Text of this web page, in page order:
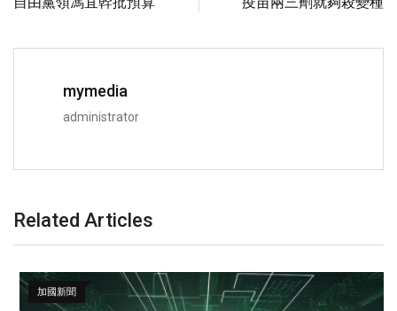
mymedia
administrator
Related Articles
加國新聞